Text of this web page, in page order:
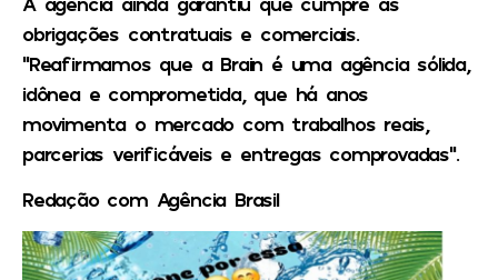
obrigações contratuais e comerciais.
“Reafirmamos que a Brain é uma agência sólida,
idônea e comprometida, que há anos
movimenta o mercado com trabalhos reais,
parcerias verificáveis e entregas comprovadas”.
Redação com Agência Brasil